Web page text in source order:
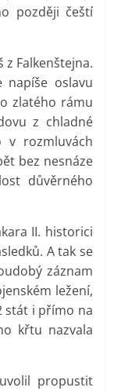
později čeští
z Falkenštejna.
oslavu
zlatého rámu
z chladné
v rozmluvách
bez nesnáze
důvěrného
II. historici
A tak se
záznam
ležení,
stát i přímo na
křtu nazvala
propustit